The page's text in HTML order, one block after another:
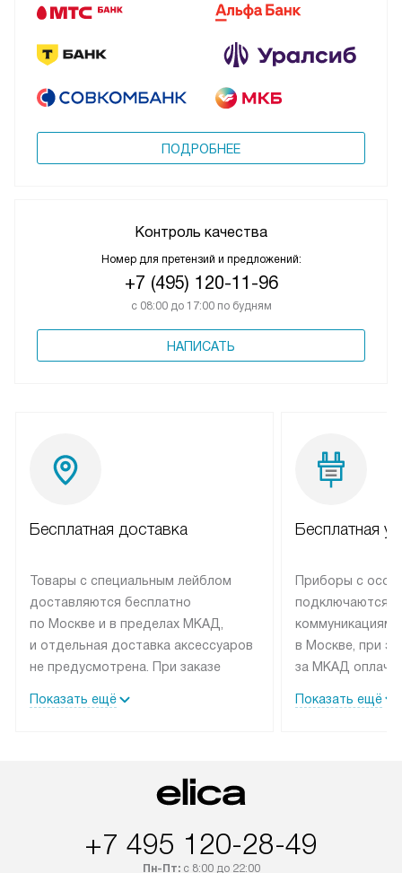
ПОДРОБНЕЕ
Контроль качества
Номер для претензий и предложений:
+7 (495) 120-11-96
с 08:00 до 17:00 по будням
НАПИСАТЬ
Бесплатная доставка
Товары с специальным лейблом
доставляются бесплатно
по Москве и в пределах МКАД,
и отдельная доставка аксессуаров
не предусмотрена. При заказе
рекомендуем обсудить
быть отправлены покупателю
интересен товар «Под заказ»,
Показать ещё
Бесплатная
Приборы с
подключаются к
коммуникациям
в Москве, при
за МКАД
партнера
по монтажу
Показать ещё
+7 495 120-28-49
Пн-Пт:с 8:00 до 22:00